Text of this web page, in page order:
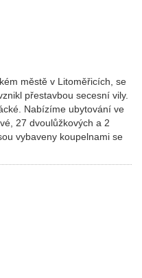
městě v Litoměřicích, se
přestavbou secesní vily.
Nabízíme ubytování ve
27 dvoulůžkových a 2
vybaveny koupelnami se